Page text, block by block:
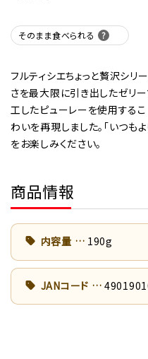
そのまま食べられる
フルティシエちょっと贅沢シリ
さを最大限に引き出したゼリ
工したピューレーを使用する
わいを再現しました。「いつも
をお楽しみください。
商品情報
内容量 190g
JANコード